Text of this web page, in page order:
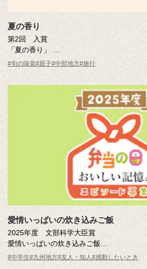
夏の香り
第2回 入賞
「夏の香り」
曽田 喜人さん（愛知県）
#旬の味覚#親子#中部地方#旅行
愛情いっぱいの炊き込みご飯
2025年度 文部科学大臣賞
愛情いっぱいの炊き込みご飯
吉田 かりん結愛（大分県 別府市立別府西
#中学生#九州地方#友人・知人#感動したいとき